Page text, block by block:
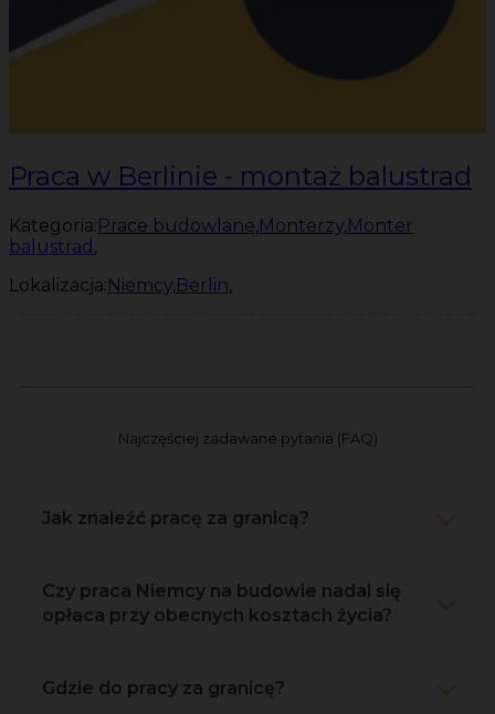
Praca w Berlinie - montaż balustrad
Kategoria:Prace budowlane,Monterzy,Monter
balustrad ,
Lokalizacja:Niemcy,Berlin,
Najczęściej zadawane pytania (FAQ)
Jak znaleźć pracę za granicą?
Czy praca Niemcy na budowie nadal się
opłaca przy obecnych kosztach życia?
Gdzie do pracy za granicę?